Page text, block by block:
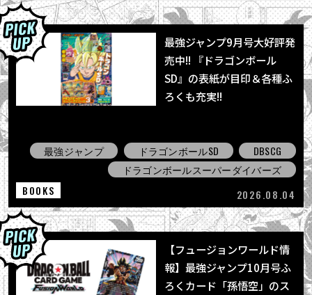
最強ジャンプ9月号大好評発
売中!! 『ドラゴンボール
SD』の表紙が目印＆各種ふ
ろくも充実!!
最強ジャンプ ドラゴンボールSD
DBSCG
ドラゴンボールスーパーダイバーズ
BOOKS
2026.08.04
【フュージョンワールド情
報】最強ジャンプ10月号ふ
ろくカード「孫悟空」のス